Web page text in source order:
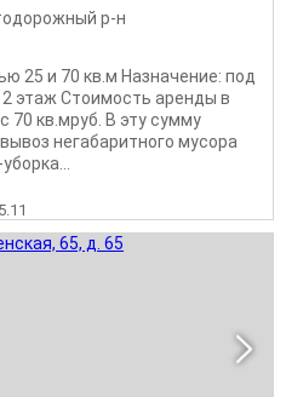
р-н
25 и 70 кв.м Назначение: под
этаж Стоимость аренды в
70 кв.мруб. В эту сумму
негабаритного мусора